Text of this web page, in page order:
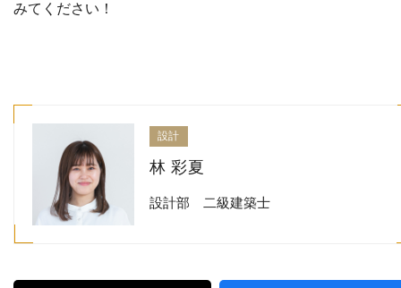
みてください！
設計
林 彩夏
設計部 二級建築士